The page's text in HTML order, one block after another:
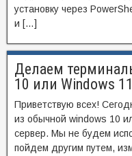
установку через
и […]
Делаем
10 или Windows 11
Приветствую всех!
из обычной windows 10
сервер. Мы не будем
пойдем другим путем,